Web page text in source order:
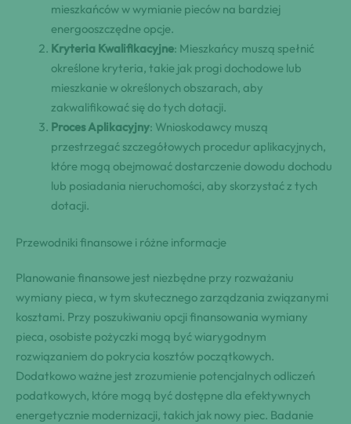
mieszkańców w wymianie pieców na bardziej
energooszczędne opcje.
Kryteria Kwalifikacyjne: Mieszkańcy muszą spełnić
określone kryteria, takie jak progi dochodowe lub
mieszkanie w określonych obszarach, aby
zakwalifikować się do tych dotacji.
Proces Aplikacyjny: Wnioskodawcy muszą
przestrzegać szczegółowych procedur aplikacyjnych,
które mogą obejmować dostarczenie dowodu dochodu
lub posiadania nieruchomości, aby skorzystać z tych
dotacji.
Przewodniki finansowe i różne informacje
Planowanie finansowe jest niezbędne przy rozważaniu
wymiany pieca, w tym skutecznego zarządzania związanymi
kosztami. Przy poszukiwaniu opcji finansowania wymiany
pieca, osobiste pożyczki mogą być wiarygodnym
rozwiązaniem do pokrycia kosztów początkowych.
Dodatkowo ważne jest zrozumienie potencjalnych odliczeń
podatkowych, które mogą być dostępne dla efektywnych
energetycznie modernizacji, takich jak nowy piec. Badanie